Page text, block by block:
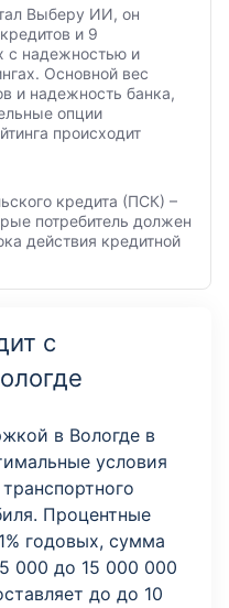
Выберу ИИ, он
и 9
с надежностью и
Основной вес
и надежность банка,
опции
происходит
кредита (ПСК) –
потребитель должен
действия кредитной
с
в Вологде в
условия
Процентные
годовых, сумма
000 до 15 000 000
до до 10